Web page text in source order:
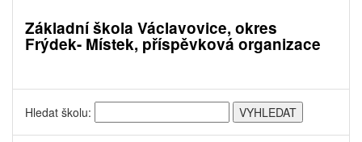
Základní škola Václavovice, okres
Frýdek- Místek, příspěvková organizace
Hledat školu: